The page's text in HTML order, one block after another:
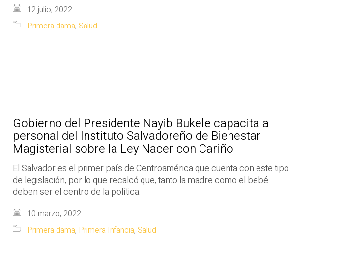
12 julio, 2022
Primera dama, Salud
Gobierno del Presidente Nayib Bukele capacita a
personal del Instituto Salvadoreño de Bienestar
Magisterial sobre la Ley Nacer con Cariño
El Salvador es el primer país de Centroamérica que cuenta con este tipo
de legislación, por lo que recalcó que, tanto la madre como el bebé
deben ser el centro de la política.
10 marzo, 2022
Primera dama, Primera Infancia, Salud